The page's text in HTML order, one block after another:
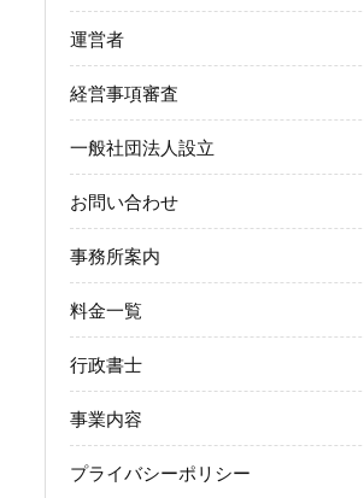
運営者
経営事項審査
一般社団法人設立
お問い合わせ
事務所案内
料金一覧
行政書士
事業内容
プライバシーポリシー